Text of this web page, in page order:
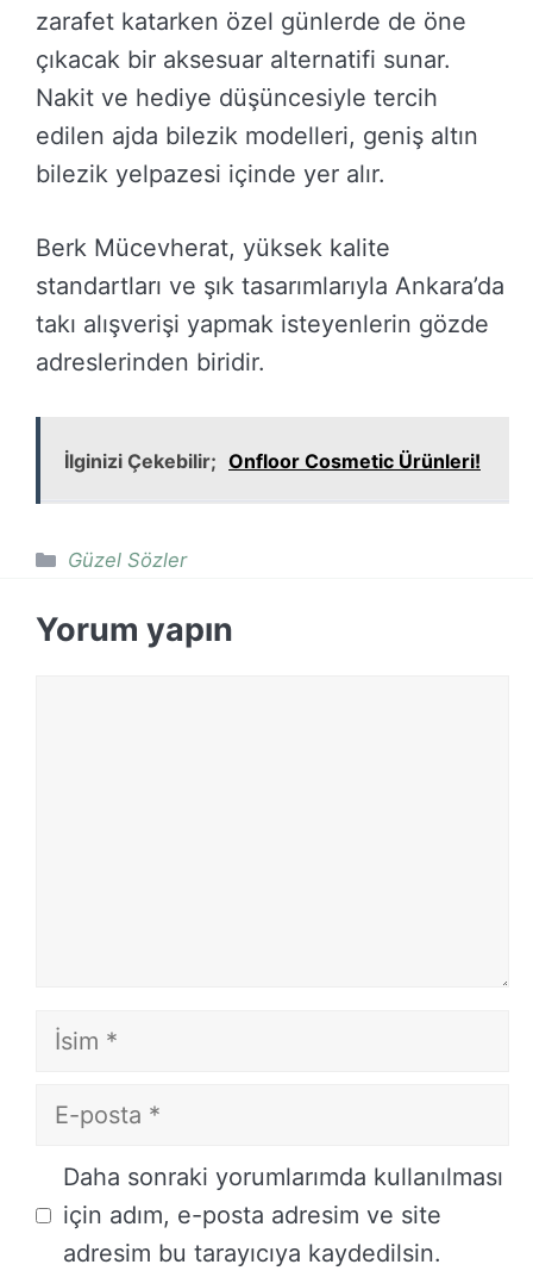
zarafet katarken özel günlerde de öne
çıkacak bir aksesuar alternatifi sunar.
Nakit ve hediye düşüncesiyle tercih
edilen ajda bilezik modelleri, geniş altın
bilezik yelpazesi içinde yer alır.
Berk Mücevherat, yüksek kalite
standartları ve şık tasarımlarıyla Ankara’da
takı alışverişi yapmak isteyenlerin gözde
adreslerinden biridir.
İlginizi Çekebilir; Onfloor Cosmetic Ürünleri!
Kategoriler
Güzel Sözler
Yorum yapın
İsim
E-
İnternet
sitesi
Daha sonraki yorumlarımda kullanılması
için adım, e-posta adresim ve site
adresim bu tarayıcıya kaydedilsin.